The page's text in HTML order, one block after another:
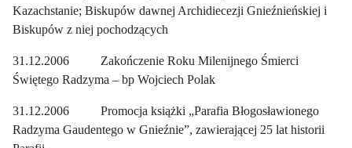
Kazachstanie; Biskupów dawnej Archidiecezji Gnieźnieńskiej i
Biskupów z niej pochodzących
31.12.2006 Zakończenie Roku Milenijnego Śmierci
Świętego Radzyma – bp Wojciech Polak
31.12.2006 Promocja książki „Parafia Błogosławionego
Radzyma Gaudentego w Gnieźnie”, zawierającej 25 lat historii